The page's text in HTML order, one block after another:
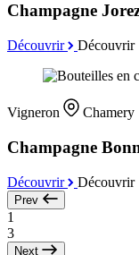
Champagne
Découvrir Découvrir
Vigneron Chamery
Champagne
Découvrir Découvrir
Prev
1
3
Next